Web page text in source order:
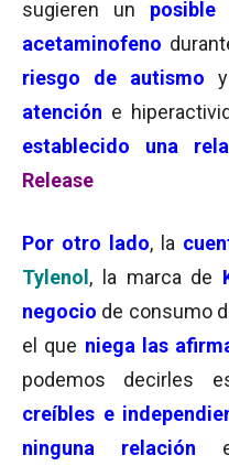
sugieren un posible
acetaminofeno
riesgo de autismo
atención e
establecido una
Release
Por otro lado, la
Tylenol , la marca de
negocio de consumo
el que niega las
podemos decirles
creíbles e
ninguna relación